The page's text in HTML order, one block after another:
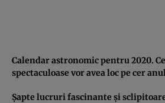
Calendar astronomic pentru 2020.
spectaculoase vor avea loc pe cer
Şapte lucruri fascinante şi